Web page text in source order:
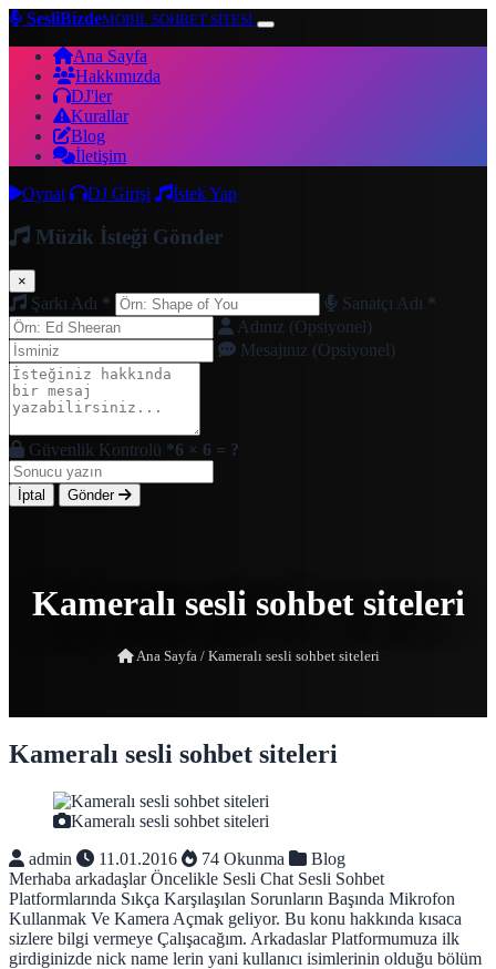
SesliBizdeMOBİL SOHBET SİTESİ
Ana Sayfa
Hakkımızda
DJ'ler
Kurallar
Blog
İletişim
Oynat
DJ Girişi İstek Yap
Müzik İsteği Gönder
×
Şarkı Adı * Sanatçı Adı *
Adınız (Opsiyonel)
Mesajınız (Opsiyonel)
Güvenlik Kontrolü *6 × 6 = ?
İptal Gönder
Kameralı sesli sohbet siteleri
Ana Sayfa /Kameralı sesli sohbet siteleri
Kameralı sesli sohbet siteleri
Kameralı sesli sohbet siteleri
admin
11.01.2016 74 Okunma
Blog
Merhaba arkadaşlar Öncelikle Sesli Chat Sesli Sohbet
Platformlarında Sıkça Karşılaşılan Sorunların Başında Mikrofon
Kullanmak Ve Kamera Açmak geliyor. Bu konu hakkında kısaca
sizlere bilgi vermeye Çalışacağım. Arkadaslar Platformumuza ilk
girdiginizde nick name lerin yani kullanıcı isimlerinin olduğu bölüm